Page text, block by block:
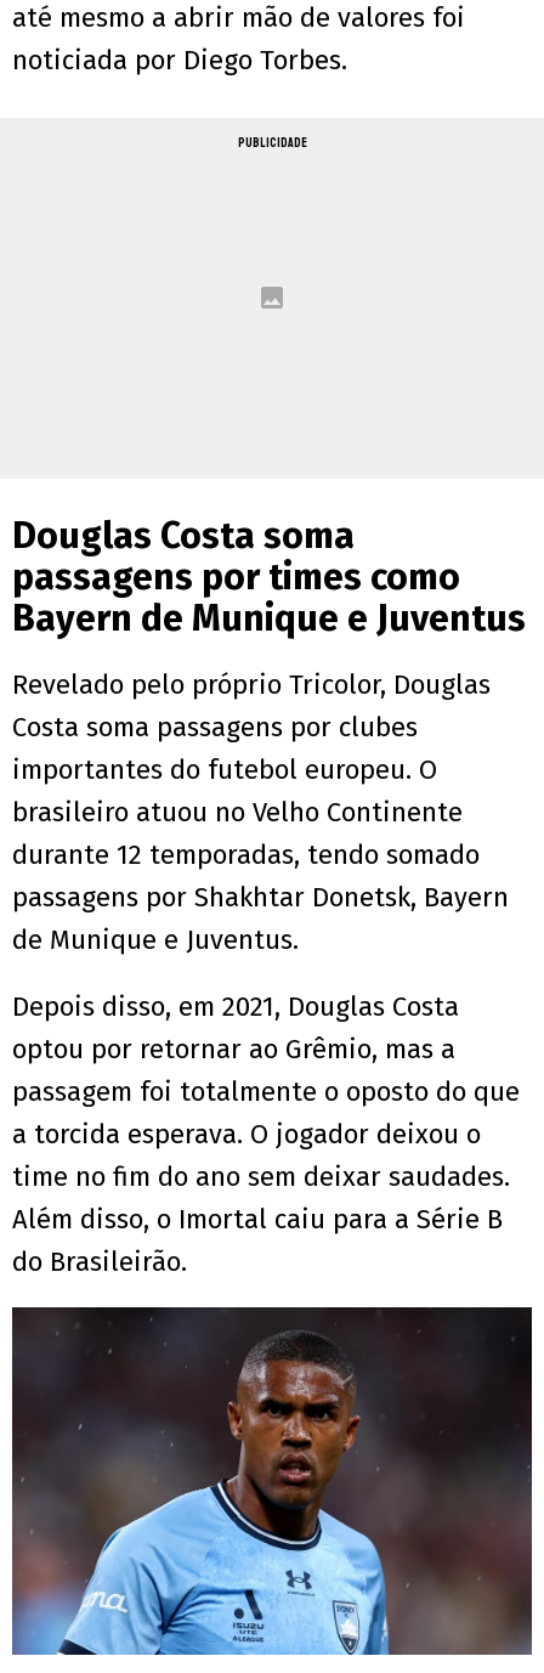
até mesmo a abrir mão de valores foi
noticiada por Diego Torbes.
PUBLICIDADE
Douglas Costa soma
passagens por times como
Bayern de Munique e Juventus
Revelado pelo próprio Tricolor, Douglas
Costa soma passagens por clubes
importantes do futebol europeu. O
brasileiro atuou no Velho Continente
durante 12 temporadas, tendo somado
passagens por Shakhtar Donetsk, Bayern
de Munique e Juventus.
Depois disso, em 2021, Douglas Costa
optou por retornar ao Grêmio, mas a
passagem foi totalmente o oposto do que
a torcida esperava. O jogador deixou o
time no fim do ano sem deixar saudades.
Além disso, o Imortal caiu para a Série B
do Brasileirão.